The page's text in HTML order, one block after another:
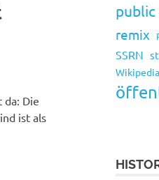
da: Die
ist als
public
remix
SSRN
Wikipedia